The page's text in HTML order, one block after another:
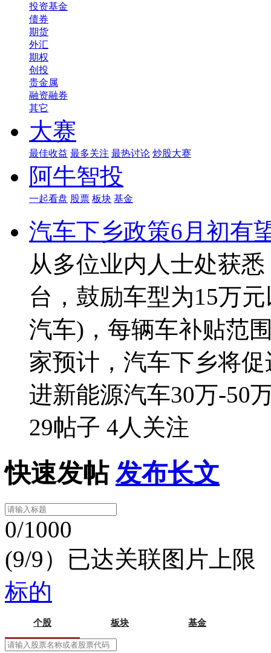
投资基金
债券
期货
外汇
期权
创投
贵金属
融资融券
其它
大赛
最佳收益 最多关注 最热讨论 炒股大赛
阿牛智投
一起看盘 股票 板块 基金
汽车下乡政策6月初有
从多位业内人士处获
台，鼓励车型为15万
汽车)，每辆车补贴范
家预计，汽车下乡将
进新能源汽车30万-50
29帖子 4人关注
快速发帖 发布长文
0/1000
(9/9）已达关联图片上限
标的
个股 板块 基金